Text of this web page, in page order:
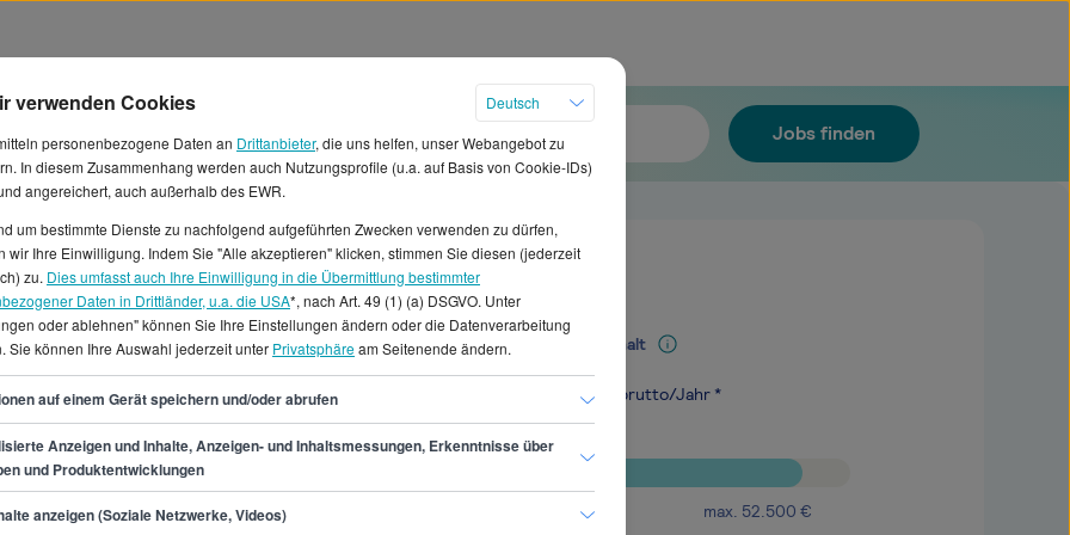
Jobs finden
als Hersteller/in in Essen
3.550 € im Monat.* Die
36.200 € und 52.500
Hersteller/in in Essen sind
Auf StepStone.de findest
zahlreiche
Mediangehalt
42.600 € brutto/Jahr *
max. 52.500 €
verwenden Cookies
Deutsch
personenbezogene Daten an Drittanbieter, die uns helfen, unser Webangebot zu
In diesem Zusammenhang werden auch Nutzungsprofile (u.a. auf Basis von Cookie-IDs)
angereichert, auch außerhalb des EWR.
um bestimmte Dienste zu nachfolgend aufgeführten Zwecken verwenden zu dürfen,
wir Ihre Einwilligung. Indem Sie "Alle akzeptieren" klicken, stimmen Sie diesen (jederzeit
zu. Dies umfasst auch Ihre Einwilligung in die Übermittlung bestimmter
Daten in Drittländer, u.a. die USA*, nach Art. 49 (1) (a) DSGVO. Unter
oder ablehnen" können Sie Ihre Einstellungen ändern oder die Datenverarbeitung
Sie können Ihre Auswahl jederzeit unter Privatsphäream Seitenende ändern.
auf einem Gerät speichern und/oder abrufen
Anzeigen und Inhalte, Anzeigen- und Inhaltsmessungen, Erkenntnisse über
und Produktentwicklungen
anzeigen (Soziale Netzwerke, Videos)